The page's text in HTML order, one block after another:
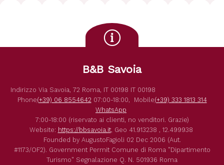
B&B Savoia
Indirizzo Via Savoia, 72 Roma IT 00198 IT 00198
Phone(+39) 06 8554642 07:00-18:00, Mobile(+39) 333 1813 314
WhatsApp
7:00-18:00 (riservato ai clienti, no venditori. Grazie)
Website: https://bbsavoia.it, Geo 41.913238 , 12.499938
Founded by AugustoFagioli 02 Dec 2006 (Aut.
#1173/OF2). Government Permit Comune di Roma "Dipartimento
Turismo" Segnalazione Q. N. 501936 Roma